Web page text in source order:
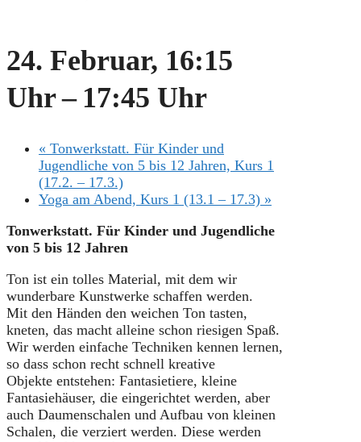
24. Februar, 16:15
Uhr– 17:45 Uhr
« Tonwerkstatt. Für Kinder und
Jugendliche von 5 bis 12 Jahren, Kurs 1
(17.2. – 17.3.)
Yoga am Abend, Kurs 1 (13.1 – 17.3) »
Tonwerkstatt. Für Kinder und Jugendliche
von 5 bis 12 Jahren
Ton ist ein tolles Material, mit dem wir
wunderbare Kunstwerke schaffen werden.
Mit den Händen den weichen Ton tasten,
kneten, das macht alleine schon riesigen Spaß.
Wir werden einfache Techniken kennen lernen,
so dass schon recht schnell kreative
Objekte entstehen: Fantasietiere, kleine
Fantasiehäuser, die eingerichtet werden, aber
auch Daumenschalen und Aufbau von kleinen
Schalen, die verziert werden. Diese werden